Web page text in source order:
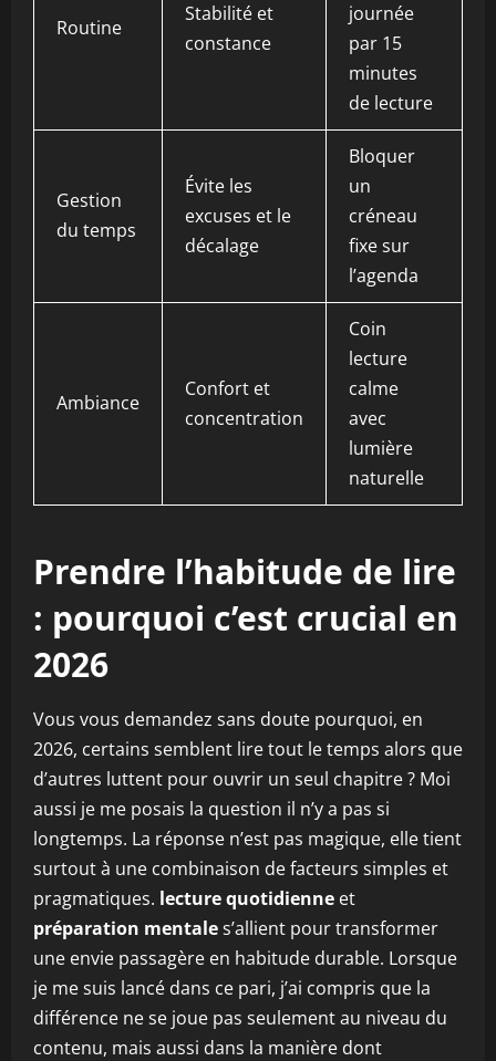
Routine
Stabilité et
constance
journée
par 15
minutes
de lecture
Gestion
du temps
Évite les
excuses et le
décalage
Bloquer
un
créneau
fixe sur
l’agenda
Ambiance
Confort et
concentration
Coin
lecture
calme
avec
lumière
naturelle
Prendre l’habitude de lire
: pourquoi c’est crucial en
2026
Vous vous demandez sans doute pourquoi, en
2026, certains semblent lire tout le temps alors que
d’autres luttent pour ouvrir un seul chapitre ? Moi
aussi je me posais la question il n’y a pas si
longtemps. La réponse n’est pas magique, elle tient
surtout à une combinaison de facteurs simples et
pragmatiques. lecture quotidienne et
préparation mentales’allient pour transformer
une envie passagère en habitude durable. Lorsque
je me suis lancé dans ce pari, j’ai compris que la
différence ne se joue pas seulement au niveau du
contenu, mais aussi dans la manière dont